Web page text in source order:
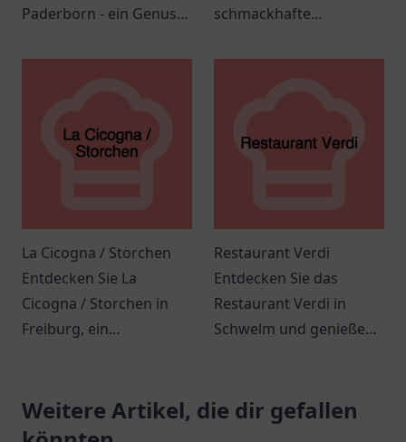
Paderborn - ein Genuss
mediterrane Küche in
schmackhafte
orientalische Küche in
La Cicogna / Storchen
Entdecken Sie La
Cicogna / Storchen in
Freiburg, ein
und herzlichem Service.
Restaurant Verdi
Entdecken Sie das
Restaurant Verdi in
Schwelm und genießen
italienischen Küche in
einer einladenden
Weitere Artikel, die dir gefallen